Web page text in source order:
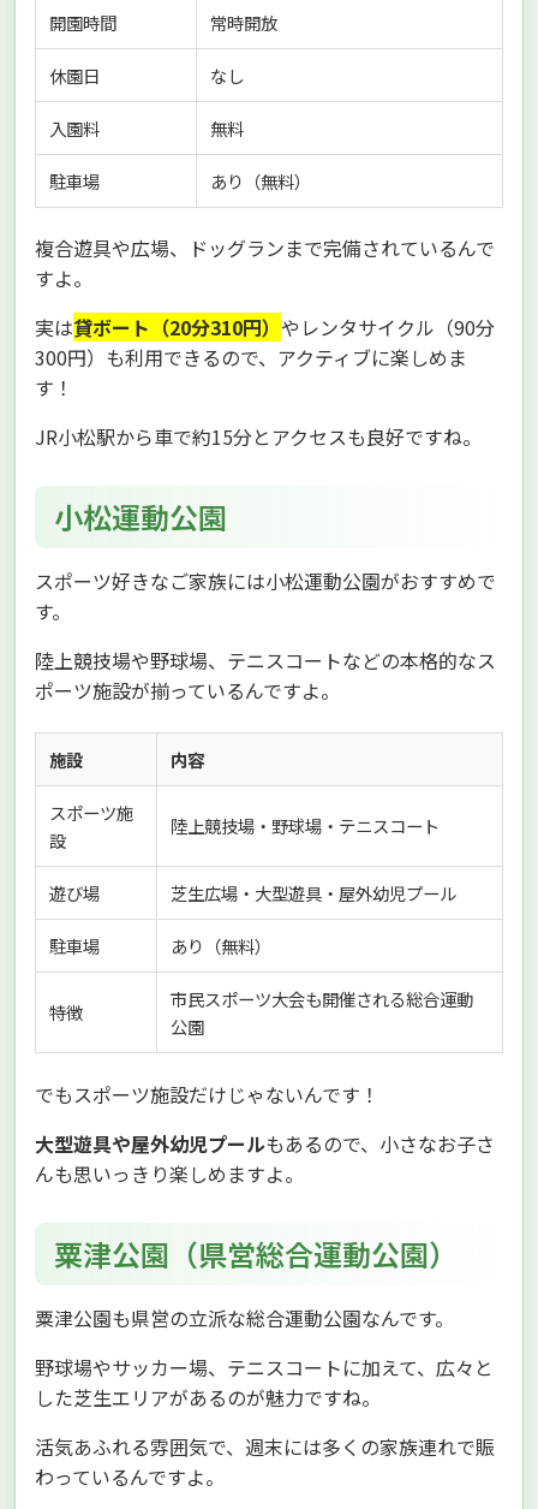
開園時間 常時開放
休園日 なし
入園料 無料
駐車場 あり（無料）
複合遊具や広場、ドッグランまで完備されているんで
すよ。
実は貸ボート（20分310円） やレンタサイクル（90分
300円）も利用できるので、アクティブに楽しめま
す！
JR小松駅から車で約15分とアクセスも良好ですね。
小松運動公園
スポーツ好きなご家族には小松運動公園がおすすめで
す。
陸上競技場や野球場、テニスコートなどの本格的なス
ポーツ施設が揃っているんですよ。
施設 内容
スポーツ施
設
陸上競技場・野球場・テニスコート
遊び場 芝生広場・大型遊具・屋外幼児プール
駐車場 あり（無料）
特徴
市民スポーツ大会も開催される総合運動
公園
でもスポーツ施設だけじゃないんです！
大型遊具や屋外幼児プールもあるので、小さなお子さ
んも思いっきり楽しめますよ。
粟津公園（県営総合運動公園）
粟津公園も県営の立派な総合運動公園なんです。
野球場やサッカー場、テニスコートに加えて、広々と
した芝生エリアがあるのが魅力ですね。
活気あふれる雰囲気で、週末には多くの家族連れで賑
わっているんですよ。